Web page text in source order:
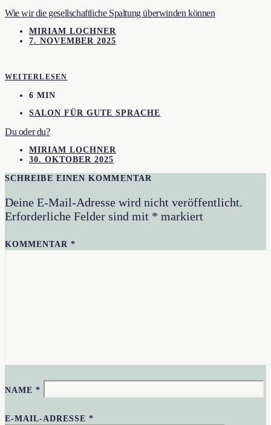
Wie wir die gesellschaftliche Spaltung überwinden können
MIRIAM LOCHNER
7. NOVEMBER 2025
WEITERLESEN
6 MIN
SALON FÜR GUTE SPRACHE
Du oder du?
MIRIAM LOCHNER
30. OKTOBER 2025
SCHREIBE EINEN KOMMENTAR
Deine E-Mail-Adresse wird nicht veröffentlicht.
Erforderliche Felder sind mit * markiert
KOMMENTAR*
NAME*
E-MAIL-ADRESSE*